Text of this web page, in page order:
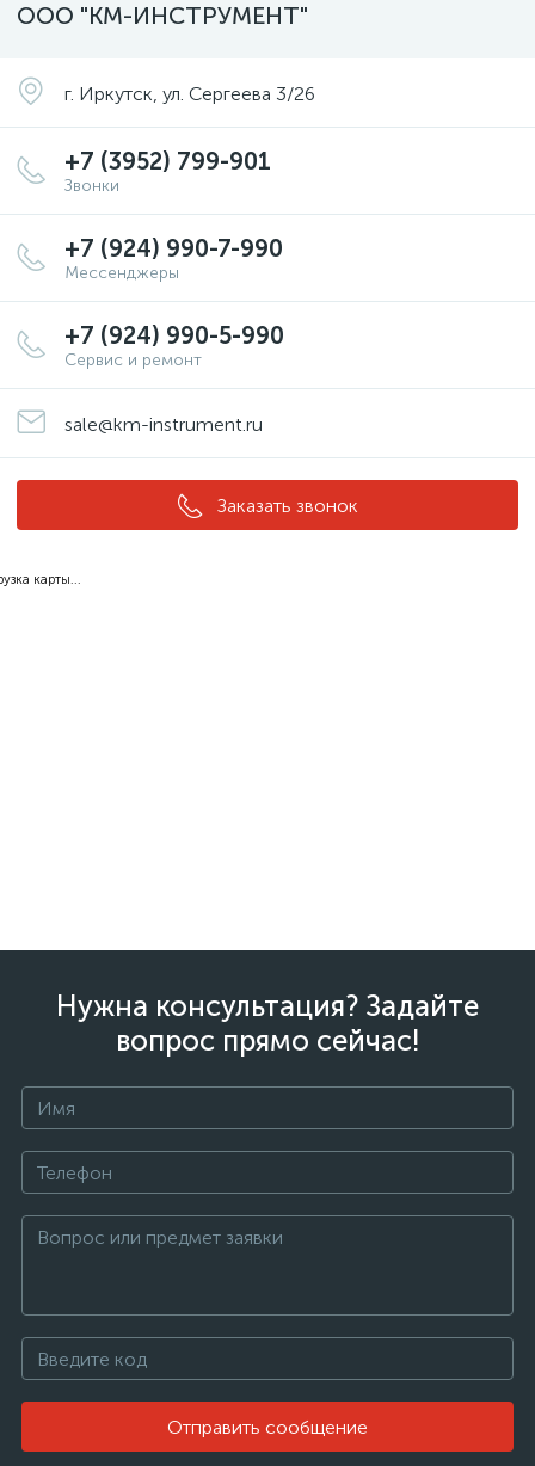
ООО "КМ-ИНСТРУМЕНТ"
г. Иркутск, ул. Сергеева 3/26
+7 (3952) 799-901
Звонки
+7 (924) 990-7-990
Мессенджеры
+7 (924) 990-5-990
Сервис и ремонт
sale@km-instrument.ru
Заказать звонок
карты...
Нужна консультация? Задайте
вопрос прямо сейчас!
Отправить сообщение